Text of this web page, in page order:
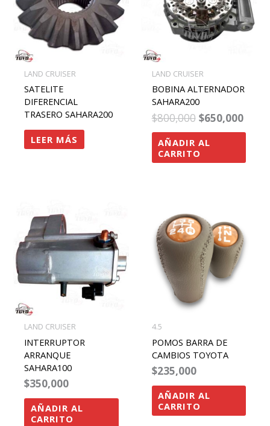
LAND CRUISER
SATELITE
DIFERENCIAL
TRASERO SAHARA200
LEER MÁS
LAND CRUISER
BOBINA ALTERNADOR
SAHARA200
$800,000 $650,000
AÑADIR AL
CARRITO
LAND CRUISER
INTERRUPTOR
ARRANQUE
SAHARA100
$350,000
AÑADIR AL
CARRITO
4.5
POMOS BARRA DE
CAMBIOS TOYOTA
$235,000
AÑADIR AL
CARRITO